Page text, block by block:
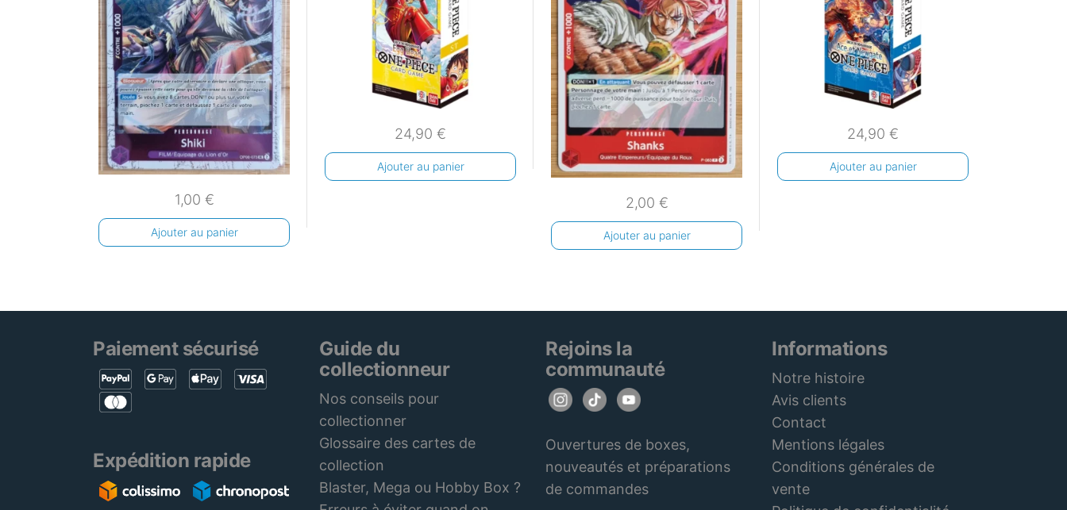
1,00 €
Ajouter au panier
24,90 €
Ajouter au panier
2,00 €
Ajouter au panier
24,90 €
Ajouter au panier
Paiement sécurisé
Expédition rapide
Guide du
collectionneur
Nos conseils pour
collectionner
Glossaire des cartes de
collection
Blaster, Mega ou Hobby Box ?
Rejoins la
communauté
Ouvertures de boxes,
nouveautés et préparations
de commandes
Informations
Notre histoire
Avis clients
Contact
Mentions légales
Conditions générales de
vente